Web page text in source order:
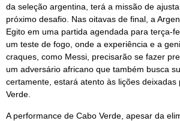
da seleção argentina, terá a missão de
próximo desafio. Nas oitavas de final, a
Egito em uma partida agendada para terça-
um teste de fogo, onde a experiência e a
craques, como Messi, precisarão se fazer
um adversário africano que também busca
certamente, estará atento às lições
Verde.
A performance de Cabo Verde, apesar da